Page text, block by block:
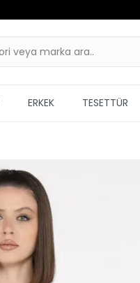
ERKEK TESETTÜR